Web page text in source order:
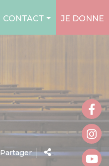
CONTACT JE DONNE
Partager